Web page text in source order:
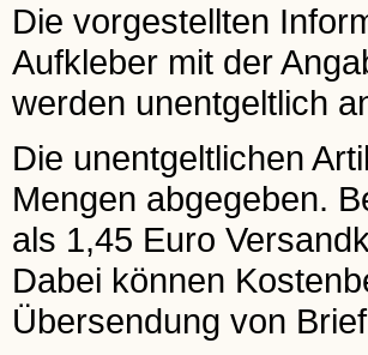
Die vorgestellten
Aufkleber mit der
werden unentgeltlich
Die unentgeltlichen
Mengen abgegeben.
als 1,45 Euro
Dabei können
Übersendung von